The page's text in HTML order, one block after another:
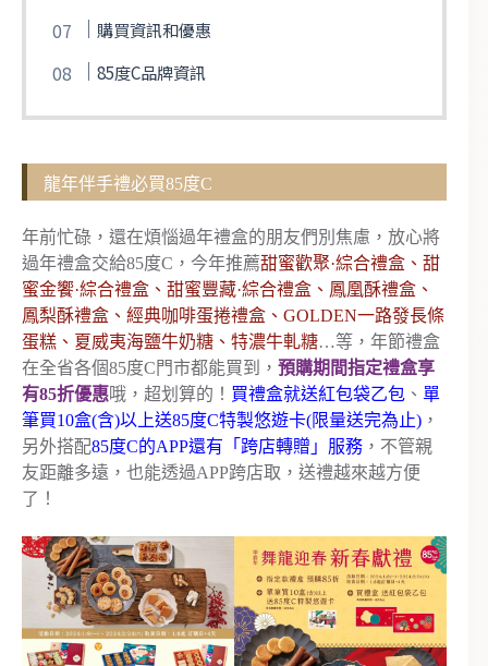
購買資訊和優惠
85度C品牌資訊
龍年伴手禮必買85度C
年前忙碌，還在煩惱過年禮盒的朋友們別焦慮，放心將
過年禮盒交給85度C，今年推薦甜蜜歡聚·綜合禮盒、甜
蜜金饗·綜合禮盒、甜蜜豐藏·綜合禮盒、鳳凰酥禮盒、
鳳梨酥禮盒、經典咖啡蛋捲禮盒、GOLDEN一路發長條
蛋糕、夏威夷海鹽牛奶糖、特濃牛軋糖…等，年節禮盒
在全省各個85度C門市都能買到， 預購期間指定禮盒享
有85折優惠哦，超划算的！ 買禮盒就送紅包袋乙包 、 單
筆買10盒(含)以上送85度C特製悠遊卡(限量送完為止) ，
另外搭配85度C的APP還有「跨店轉贈」服務 ，不管親
友距離多遠，也能透過APP跨店取，送禮越來越方便
了！